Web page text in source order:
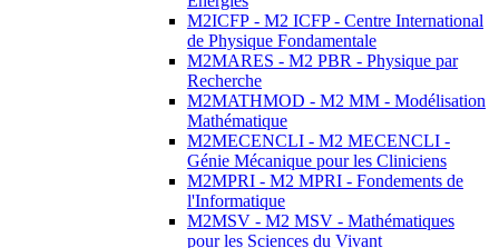
M2ICFP - M2 ICFP - Centre International
de Physique Fondamentale
M2MARES - M2 PBR - Physique par
Recherche
M2MATHMOD - M2 MM - Modélisation
Mathématique
M2MECENCLI - M2 MECENCLI -
Génie Mécanique pour les Cliniciens
M2MPRI - M2 MPRI - Fondements de
l'Informatique
M2MSV - M2 MSV - Mathématiques
pour les Sciences du Vivant